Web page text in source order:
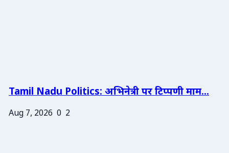
Tamil Nadu Politics: अभिनेत्री पर टिप्पणी माम...
Aug 7, 2026 0 2